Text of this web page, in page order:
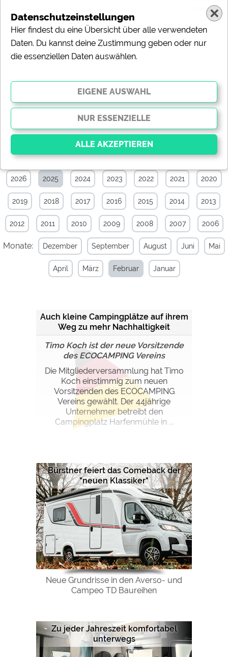
Campingplätze
Specials Aktuelle News
2026 2025 2024 2023 2022 2021 2020
2019 2018 2017 2016 2015 2014 2013
2012 2011 2010 2009 2008 2007 2006
Monate: Dezember September August Juni Mai
April März Februar Januar
Auch kleine Campingplätze auf ihrem
Weg zu mehr Nachhaltigkeit
begleiten
Timo Koch ist der neue Vorsitzende
des ECOCAMPING Vereins
Die Mitgliederversammlung hat Timo
Koch einstimmig zum neuen
Vorsitzenden des ECOCAMPING
Vereins gewählt. Der 44jährige
Unternehmer betreibt den
Campingplatz Harfenmühle in ...
Bürstner feiert das Comeback der
"neuen Klassiker"
Neue Grundrisse in den Averso- und
Campeo TD Baureihen
Zu jeder Jahreszeit komfortabel
unterwegs
Datenschutzeinstellungen
Hier findest du eine Übersicht über alle verwendeten
Daten. Du kannst deine Zustimmung geben oder nur
die essenziellen Daten auswählen.
Essenziell
Essenzielle Cookies ermöglichen grundlegende
Funktionen und sind für die einwandfreie Funktion der
werden Teile der Websitenicht funktionieren.
Externe Medien
YouTube (Videos von
Campingplätzen)
https://policies.google.com/privacy
Google Maps (Kartensuche, Anfahrt https://policies.google.com/privacy
Google reCAPTCHA (Formulare) https://policies.google.com/privacy
Statistiken
Google Analytics https://policies.google.com/privacy
Die Cookieeinstellungen können jeder Zeit im Footer
über "COOKIES" geändert werden!